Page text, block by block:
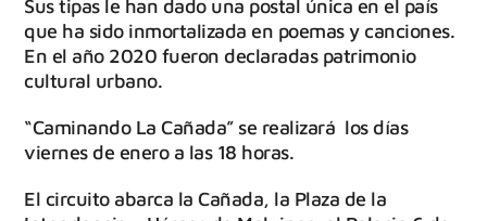
Sus tipas le han dado una postal única en el país
que ha sido inmortalizada en poemas y canciones.
En el año 2020 fueron declaradas patrimonio
cultural urbano.
“Caminando La Cañada” se realizará los días
viernes de enero a las 18 horas.
El circuito abarca la Cañada, la Plaza de la